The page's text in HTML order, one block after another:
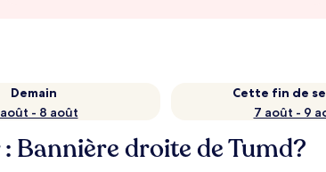
Demain
- 8 août
Cette fin de
7 août - 9
Bannière droite de Tumd?